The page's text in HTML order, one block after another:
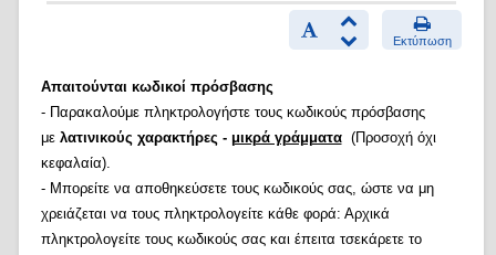
Εκτύπωση
Απαιτούνται κωδικοί πρόσβασης
- Παρακαλούμε πληκτρολογήστε τους κωδικούς πρόσβασης
με λατινικούς χαρακτήρες - μικρά γράμματα(Προσοχή όχι
κεφαλαία).
- Μπορείτε να αποθηκεύσετε τους κωδικούς σας, ώστε να μη
χρειάζεται να τους πληκτρολογείτε κάθε φορά: Αρχικά
πληκτρολογείτε τους κωδικούς σας και έπειτα τσεκάρετε το